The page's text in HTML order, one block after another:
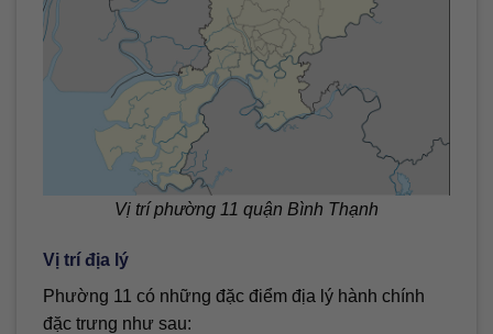
Vị trí phường 11 quận Bình Thạnh
Vị trí địa lý
Phường 11 có những đặc điểm địa lý hành chính
đặc trưng như sau: